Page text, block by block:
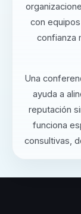
con
confianza
Una
ayuda a
reputación
funciona
consultivas,